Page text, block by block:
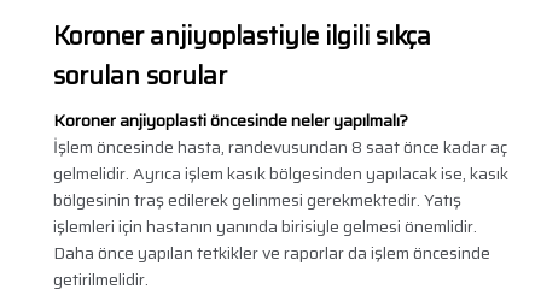
Koroner anjiyoplastiyle ilgili sıkça
sorulan sorular
Koroner anjiyoplasti öncesinde neler yapılmalı?
İşlem öncesinde hasta, randevusundan 8 saat önce kadar aç
gelmelidir. Ayrıca işlem kasık bölgesinden yapılacak ise, kasık
bölgesinin traş edilerek gelinmesi gerekmektedir. Yatış
işlemleri için hastanın yanında birisiyle gelmesi önemlidir.
Daha önce yapılan tetkikler ve raporlar da işlem öncesinde
getirilmelidir.